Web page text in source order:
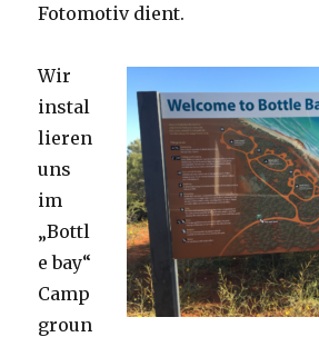
Fotomotiv dient.
Wir
instal
lieren
uns
im
„Bottl
e bay“
Camp
groun